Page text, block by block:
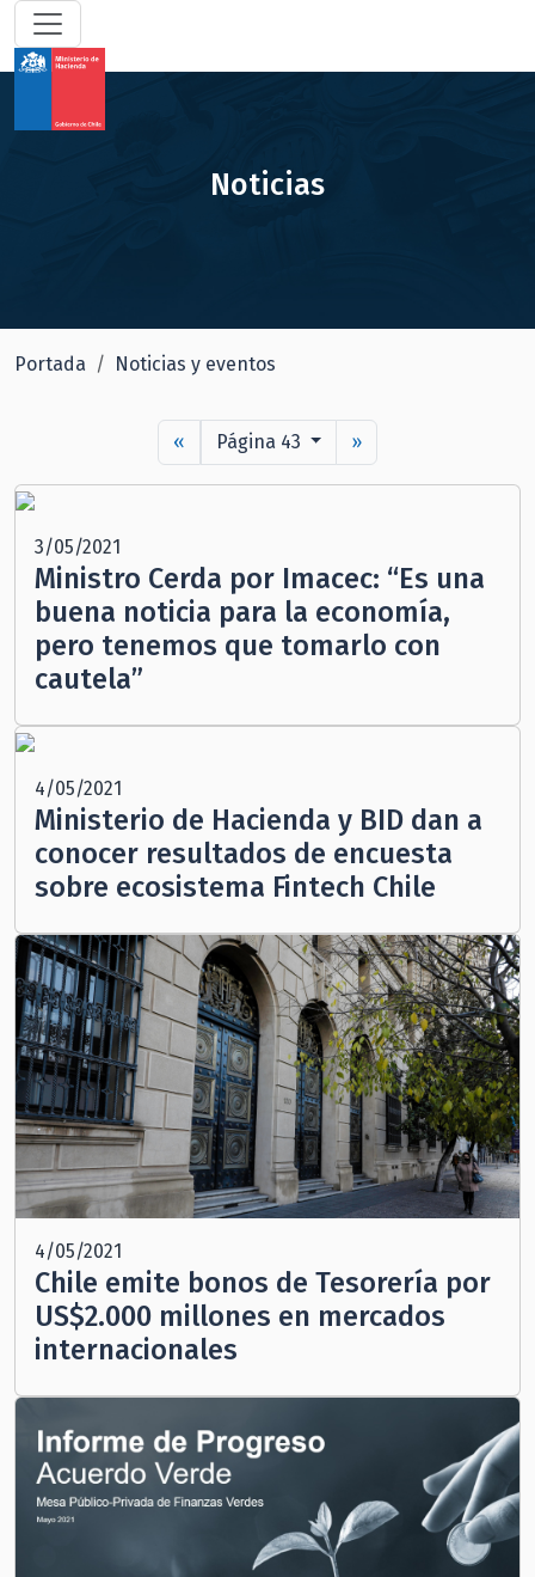
Noticias
Portada Noticias y eventos
« Página 43 »
3/05/2021
Ministro Cerda por Imacec: “Es una
buena noticia para la economía,
pero tenemos que tomarlo con
cautela”
4/05/2021
Ministerio de Hacienda y BID dan a
conocer resultados de encuesta
sobre ecosistema Fintech Chile
4/05/2021
Chile emite bonos de Tesorería por
US$2.000 millones en mercados
internacionales